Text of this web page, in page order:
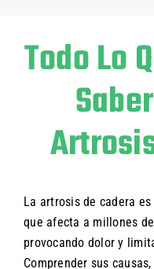
Todo Lo
La artrosis de cadera
que afecta a millones
provocando dolor y
Comprender sus